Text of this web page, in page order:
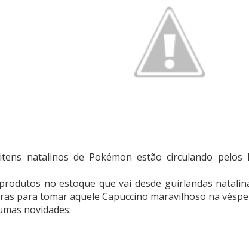
natalinos de Pokémon estão circulando pelos
no estoque que vai desde guirlandas
para tomar aquele Capuccino maravilhoso na
novidades: